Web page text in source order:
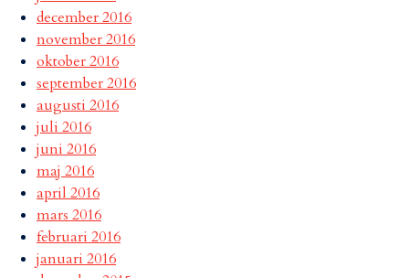
december 2016
november 2016
oktober 2016
september 2016
augusti 2016
juli 2016
juni 2016
maj 2016
april 2016
mars 2016
februari 2016
januari 2016